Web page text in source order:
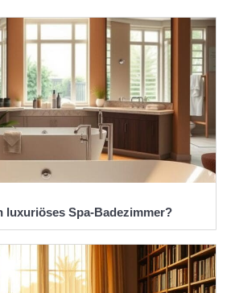
luxuriöses Spa-Badezimmer?